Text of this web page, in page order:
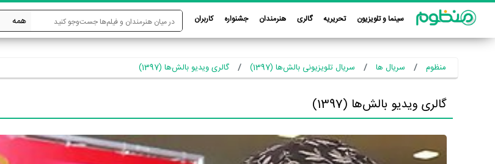
سینما و تلویزیون تحریریه گالری هنرمندان جشنواره کاربران
منظوم سریال ها سریال تلویزیونی بالش‌ها (1397) گالری ویدیو بالش‌ها (1397)
گالری ویدیو بالش‌ها (1397)